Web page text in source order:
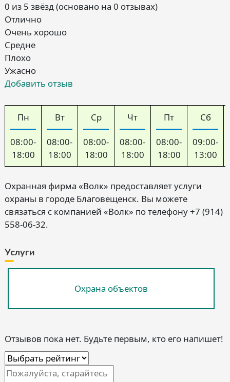
0 из 5 звёзд (основано на 0 отзывах)
Отлично
Очень хорошо
Средне
Плохо
Ужасно
Добавить отзыв
Пн
08:00-
18:00
Вт
08:00-
18:00
Ср
08:00-
18:00
Чт
08:00-
18:00
Пт
08:00-
18:00
Сб
09:00-
13:00
Охранная фирма «Волк» предоставляет услуги
охраны в городе Благовещенск. Вы можете
связаться с компанией «Волк» по телефону +7 (914)
558-06-32.
Услуги
Охрана объектов
Отзывов пока нет. Будьте первым, кто его напишет!